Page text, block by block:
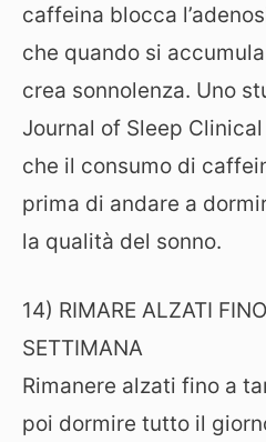
caffeina blocca
che quando si
crea sonnolenza. Uno
Journal of Sleep
che il consumo di
prima di andare a
la qualità del sonno.
14) RIMARE ALZATI
SETTIMANA
Rimanere alzati fino a
poi dormire tutto il